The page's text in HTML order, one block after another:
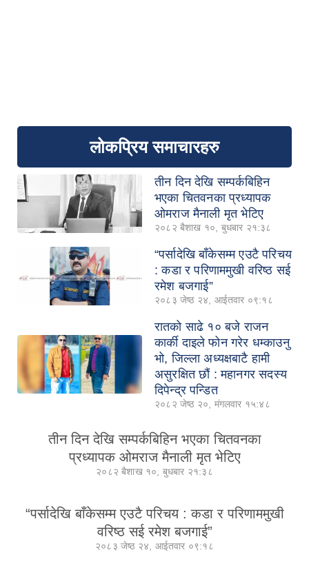
लोकप्रिय समाचारहरु
तीन दिन देखि सम्पर्कबिहिन
भएका चितवनका प्रध्यापक
ओमराज मैनाली मृत भेटिए
२०८२ बैशाख १०, बुधबार २१:३८
“पर्सादेखि बाँकेसम्म एउटै परिचय
: कडा र परिणाममुखी वरिष्ठ सई
रमेश बजगाई”
२०८३ जेष्ठ २४, आईतवार ०९:१८
रातको साढे १० बजे राजन
कार्की दाइले फोन गरेर धम्काउनु
भो, जिल्ला अध्यक्षबाटै हामी
असुरक्षित छौं : महानगर सदस्य
दिपेन्द्र पन्डित
२०८२ जेष्ठ २०, मंगलवार १५:४८
तीन दिन देखि सम्पर्कबिहिन भएका चितवनका
प्रध्यापक ओमराज मैनाली मृत भेटिए
२०८२ बैशाख १०, बुधबार २१:३८
“पर्सादेखि बाँकेसम्म एउटै परिचय : कडा र परिणाममुखी
वरिष्ठ सई रमेश बजगाई”
२०८३ जेष्ठ २४, आईतवार ०९:१८